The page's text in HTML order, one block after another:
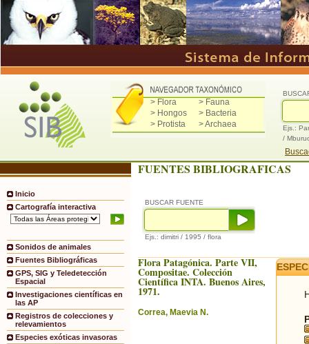
> Flora
> Fauna
> Hongos
> Bacteria
> Protista
> Archaea
Ejs.:
/
Inicio
Cartografía interactiva
Sonidos de animales
Fuentes Bibliográficas
GPS, SIG y Teledetección
Espacial
Investigaciones científicas en
las AP
Registros de colecciones y
relevamientos
Especies exóticas invasoras
FUENTES BIBLIOGRAFICAS
BUSCAR FUENTE
Ejs.: dimitri / 1995 / flora
Flora Patagónica. Parte VII,
Compositae. Colección
Científica INTA. Buenos Aires,
1971.
Correa, Maevia N.